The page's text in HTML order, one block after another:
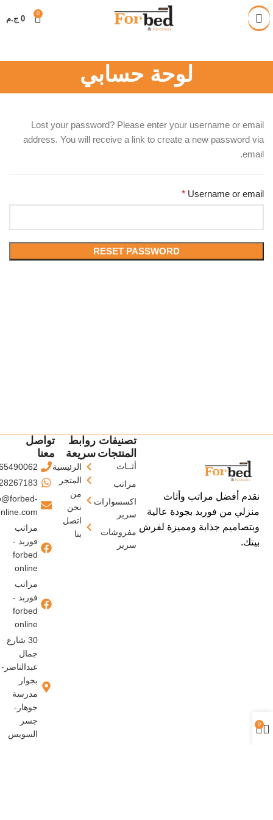
0
0 ج.م
لوحة حسابي
Lost your password? Please enter your username or email
address. You will receive a link to create a new password via
email.
Username or email
*
RESET PASSWORD
نقدم أفضل مراتب وأثاث
منزلي من فوربد بجودة عالية
وبتصاميم جذابة ومميزة لفرش
بيتك.
تصنيفات
المنتجات
أثــاث
مراتب
اكسسوارات
سرير
مفروشات
سرير
روابط
سريعة
الرئيسية
المتجر
من
نحن
اتصل
بنا
تواصل
معنا
مراتب
فوربد -
forbed
online
مراتب
فوربد -
forbed
online
30 شارع
جمال
عبدالناصر-
بجوار
مدرسة
جوهار-
جسر
السويس
خصم 28% على جميع المنتجات
0